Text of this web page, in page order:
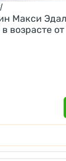
Макси
возрасте